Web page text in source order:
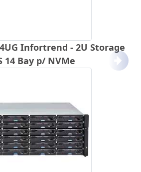
Infortrend - 2U Storage
14 Bay p/ NVMe